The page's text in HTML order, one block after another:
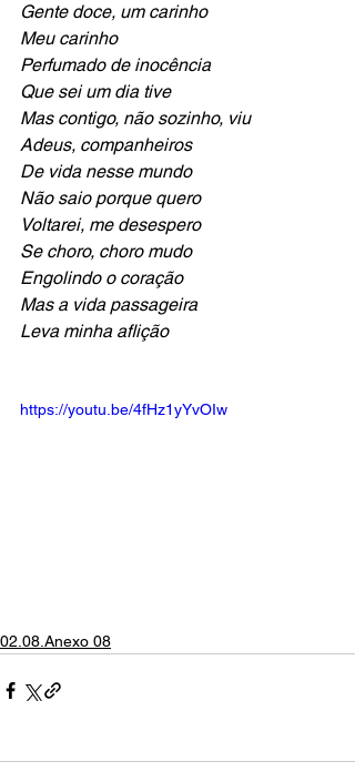
Gente doce, um carinho
Meu carinho
Perfumado de inocência
Que sei um dia tive
Mas contigo, não sozinho, viu
Adeus, companheiros
De vida nesse mundo
Não saio porque quero
Voltarei, me desespero
Se choro, choro mudo
Engolindo o coração
Mas a vida passageira
Leva minha aflição
https://youtu.be/4fHz1yYvOIw
02.08.Anexo 08